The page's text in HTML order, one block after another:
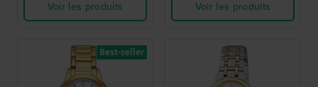
Voir les produits
Voir les produits
Best-seller